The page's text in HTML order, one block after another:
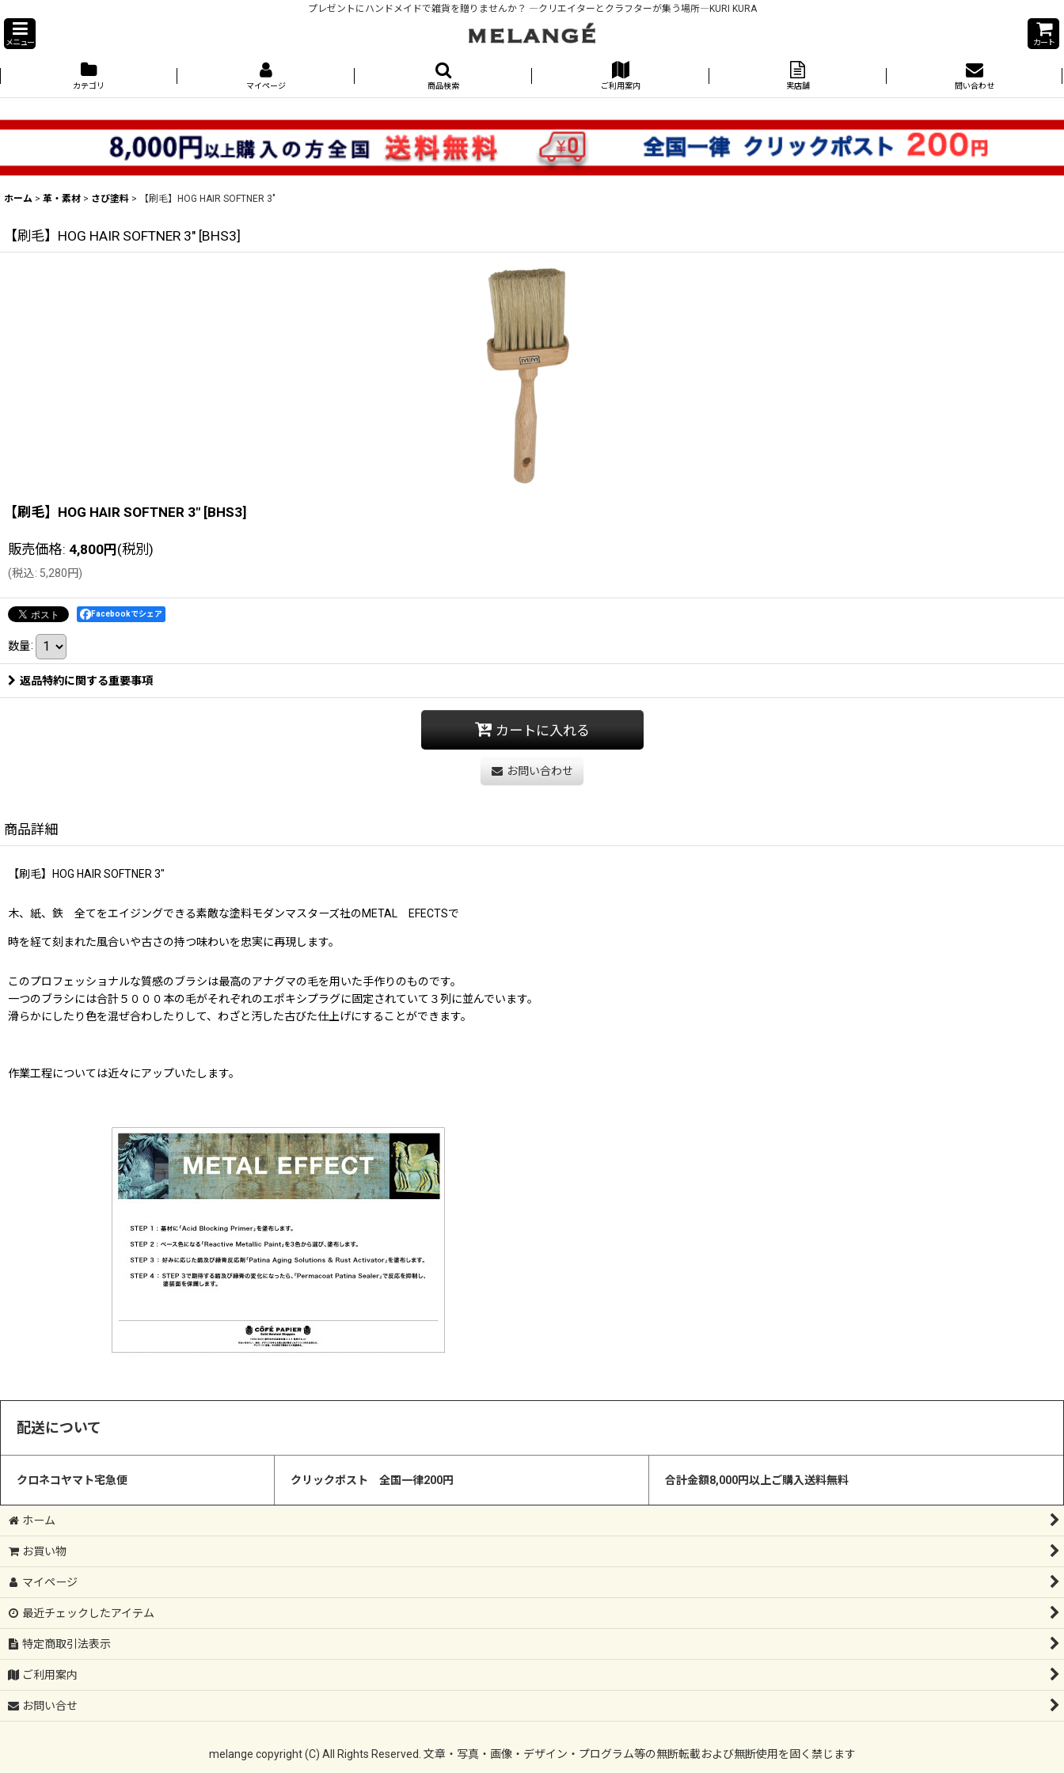
プレゼントにハンドメイドで雑貨を贈りませんか？ ―クリエイターとクラフターが集う場所―KURI KURA
メニュー カート
カテゴリ マイページ 商品検索 ご利用案内 実店舗 問い合わせ
ホーム > 革・素材 > さび塗料 > 【刷毛】HOG HAIR SOFTNER 3"
【刷毛】HOG HAIR SOFTNER 3" [BHS3]
【刷毛】HOG HAIR SOFTNER 3" [BHS3]
販売価格: 4,800円(税別)
(税込: 5,280円)
Facebookでシェア
数量:
返品特約に関する重要事項
カートに入れる
お問い合わせ
商品詳細
【刷毛】HOG HAIR SOFTNER 3"
木、紙、鉄 全てをエイジングできる素敵な塗料モダンマスターズ社のMETAL EFECTSで
時を経て刻まれた風合いや古さの持つ味わいを忠実に再現します。
このプロフェッショナルな質感のブラシは最高のアナグマの毛を用いた手作りのものです。
一つのブラシには合計５０００本の毛がそれぞれのエポキシプラグに固定されていて３列に並んでいます。
滑らかにしたり色を混ぜ合わしたりして、わざと汚した古びた仕上げにすることができます。
作業工程については近々にアップいたします。
配送について
クロネコヤマト宅急便 クリックポスト 全国一律200円 合計金額8,000円以上ご購入送料無料
ホーム
お買い物
マイページ
最近チェックしたアイテム
特定商取引法表示
ご利用案内
お問い合せ
melange copyright (C) All Rights Reserved. 文章・写真・画像・デザイン・プログラム等の無断転載および無断使用を固く禁じます